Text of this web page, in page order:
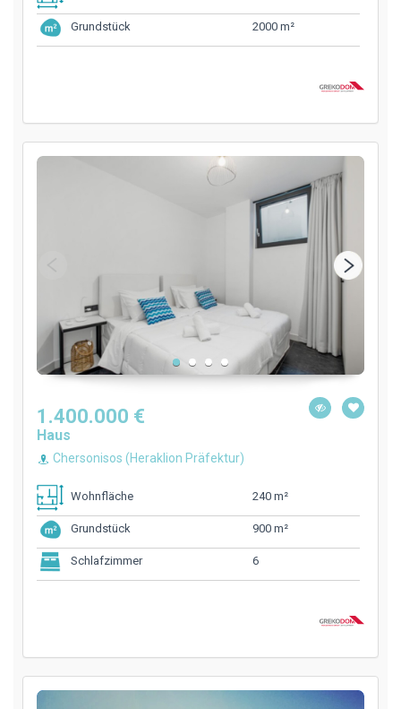
Grundstück 2000 m²
1.400.000 €
Haus
Chersonisos (Heraklion Präfektur)
Wohnfläche 240 m²
Grundstück 900 m²
Schlafzimmer 6